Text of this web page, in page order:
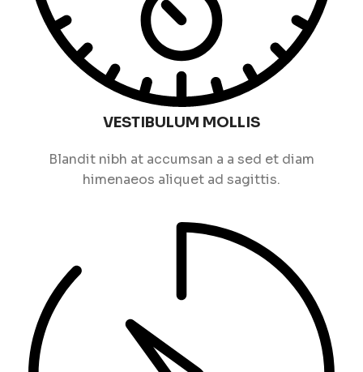
VESTIBULUM MOLLIS
Blandit nibh at accumsan a a sed et diam
himenaeos aliquet ad sagittis.